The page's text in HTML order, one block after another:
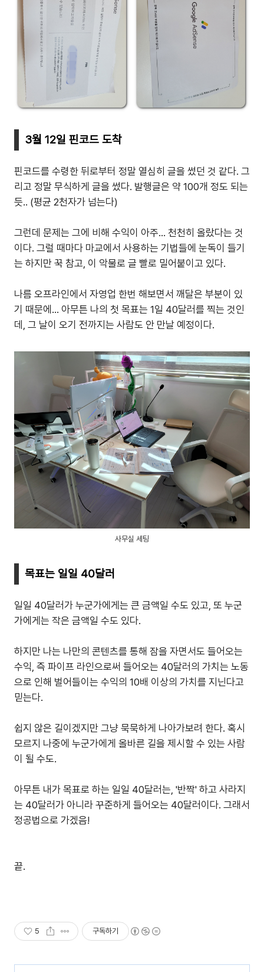
3월 12일 핀코드 도착
핀코드를 수령한 뒤로부터 정말 열심히 글을 썼던 것 같다. 그
리고 정말 무식하게 글을 썼다. 발행글은 약 100개 정도 되는
듯.. (평균 2천자가 넘는다)
그런데 문제는 그에 비해 수익이 아주... 천천히 올랐다는 것
이다. 그럴 때마다 마교에서 사용하는 기법들에 눈독이 들기
는 하지만 꾹 참고, 이 악물로 글 빨로 밀어붙이고 있다.
나름 오프라인에서 자영업 한번 해보면서 깨달은 부분이 있
기 때문에... 아무튼 나의 첫 목표는 1일 40달러를 찍는 것인
데, 그 날이 오기 전까지는 사람도 안 만날 예정이다.
사무실 세팅
목표는 일일 40달러
일일 40달러가 누군가에게는 큰 금액일 수도 있고, 또 누군
가에게는 작은 금액일 수도 있다.
하지만 나는 나만의 콘텐츠를 통해 잠을 자면서도 들어오는
수익, 즉 파이프 라인으로써 들어오는 40달러의 가치는 노동
으로 인해 벌어들이는 수익의 10배 이상의 가치를 지닌다고
믿는다.
쉽지 않은 길이겠지만 그냥 묵묵하게 나아가보려 한다. 혹시
모르지 나중에 누군가에게 올바른 길을 제시할 수 있는 사람
이 될 수도.
아무튼 내가 목표로 하는 일일 40달러는, '반짝' 하고 사라지
는 40달러가 아니라 꾸준하게 들어오는 40달러이다. 그래서
정공법으로 가겠음!
끝.
5 구독하기